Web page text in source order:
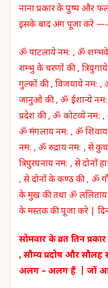
नाना प्रकार के पुष्प और
इसके बाद अंग पूजा करे —-
ॐ पाटलाये नम: , ॐ शम्भवे
शम्भु के चरणों की ,
गुल्फों की , विजयाये नम: , ॐ
जानुओ की , ॐ ईशान्ये
प्रदेश की , ॐ कोटव्ये नम:
ॐ मंगलाय नम: , ॐ
नम: , ॐ रुद्राय नम: , से
त्रिपुरघनाय नम: , से दोनों
, से दोनों के कण्ठ की , ॐ
के मुख की तथा ॐ ललिताय
के मस्तक की पूजा करे |
सोमवार के व्रत तिन
, सौम्य प्रदोष और सौलह
अलग – अलग हैं | जों